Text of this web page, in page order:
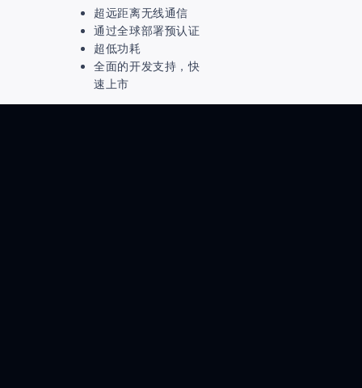
超远距离无线通信
通过全球部署预认证
超低功耗
全面的开发支持，快
速上市